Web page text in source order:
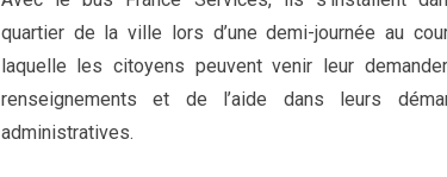
quartier de la ville lors d’une demi-journée au
laquelle les citoyens peuvent venir leur
renseignements et de l’aide dans leurs
administratives.